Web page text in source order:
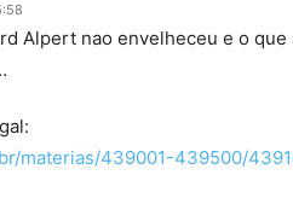
Alpert nao envelheceu e o
materias/439001-439500/